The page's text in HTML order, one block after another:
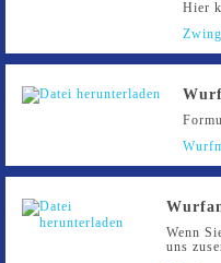
Hier
Wenn
uns